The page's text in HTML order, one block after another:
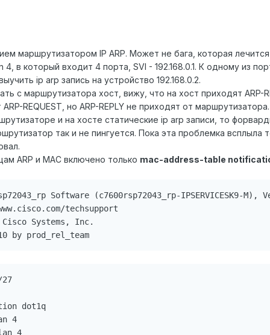
маршрутизатором IP ARP. Может не бага, которая
в который входит 4 порта, SVI - 192.168.0.1. К одному из
ip arp запись на устройство 192.168.0.2.
с маршрутизатора хост, вижу, что на хост приходят ARP-
REQUEST, но ARP-REPLY не приходят от маршрутизатора.
и на хосте статические ip arp записи, то
так и не пингуется. Пока эта проблемка
ARP и MAC включено только mac-address-table
Software (c7600rsp72043_rp-IPSERVICESK9-M),
techsupport
Systems, Inc.
by prod_rel_team
dot1q
4
4